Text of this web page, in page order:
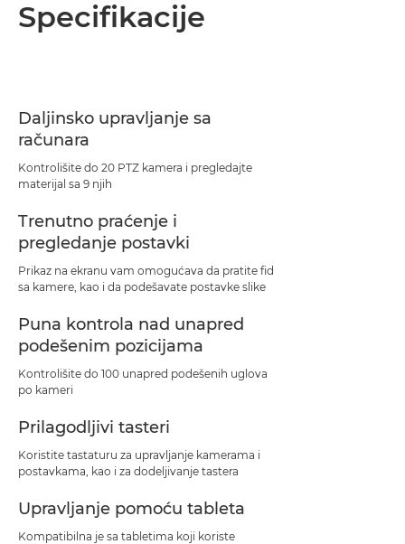
Specifikacije
Daljinsko upravljanje sa
računara
Kontrolišite do 20 PTZ kamera i pregledajte
materijal sa 9 njih
Trenutno praćenje i
pregledanje postavki
Prikaz na ekranu vam omogućava da pratite fid
sa kamere, kao i da podešavate postavke slike
Puna kontrola nad unapred
podešenim pozicijama
Kontrolišite do 100 unapred podešenih uglova
po kameri
Prilagodljivi tasteri
Koristite tastaturu za upravljanje kamerama i
postavkama, kao i za dodeljivanje tastera
Upravljanje pomoću tableta
Kompatibilna je sa tabletima koji koriste